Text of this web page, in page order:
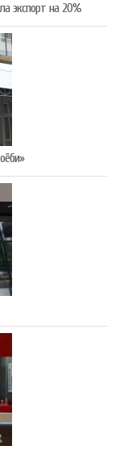
экспорт на 20%